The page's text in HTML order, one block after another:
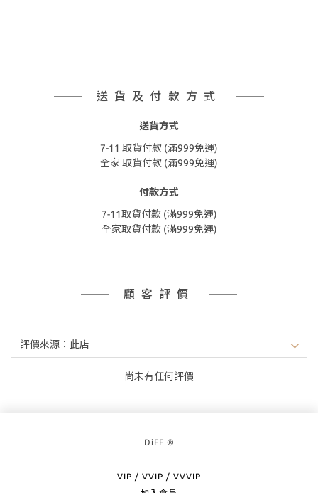
送貨及付款方式
送貨方式
7-11 取貨付款 (滿999免運)
全家 取貨付款 (滿999免運)
付款方式
7-11取貨付款 (滿999免運)
全家取貨付款 (滿999免運)
顧客評價
尚未有任何評價
DiFF ®
VIP / VVIP / VVVIP